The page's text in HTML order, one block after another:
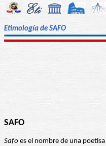
Etimología de SAFO
SAFO
Safo es el nombre de una poetisa